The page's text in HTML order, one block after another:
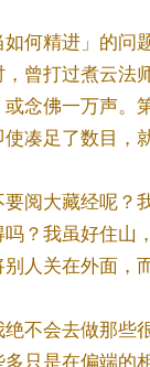
何精进」的
曾打过煮云
念佛一万声。
凑足了数目，
阅大藏经呢？
？我虽好住
人关在外面，
不会去做那
只是在偏端的